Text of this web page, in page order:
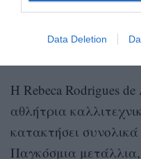
Data Deletion
Ποια είναι η Rebeca
Η Rebeca Rodrigues
αθλήτρια
κατακτήσει
Παγκόσμια μετάλλια,